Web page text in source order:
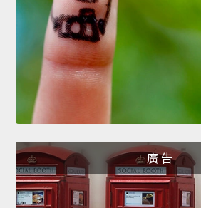
廣 告